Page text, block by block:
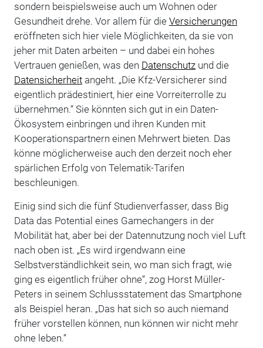
sondern beispielsweise auch um Wohnen oder
Gesundheit drehe. Vor allem für die Versicherungen
eröffneten sich hier viele Möglichkeiten, da sie von
jeher mit Daten arbeiten – und dabei ein hohes
Vertrauen genießen, was den Datenschutzund die
Datensicherheitangeht. „Die Kfz-Versicherer sind
eigentlich prädestiniert, hier eine Vorreiterrolle zu
übernehmen.“ Sie könnten sich gut in ein Daten-
Ökosystem einbringen und ihren Kunden mit
Kooperationspartnern einen Mehrwert bieten. Das
könne möglicherweise auch den derzeit noch eher
spärlichen Erfolg von Telematik-Tarifen
beschleunigen.
Einig sind sich die fünf Studienverfasser, dass Big
Data das Potential eines Gamechangers in der
Mobilität hat, aber bei der Datennutzung noch viel Luft
nach oben ist. „Es wird irgendwann eine
Selbstverständlichkeit sein, wo man sich fragt, wie
ging es eigentlich früher ohne“, zog Horst Müller-
Peters in seinem Schlussstatement das Smartphone
als Beispiel heran. „Das hat sich so auch niemand
früher vorstellen können, nun können wir nicht mehr
ohne leben.“